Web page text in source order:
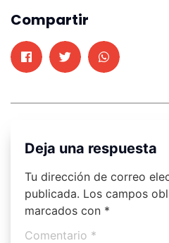
Compartir
Deja una respuesta
Tu dirección de correo
publicada. Los campos
marcados con *
Comentario *